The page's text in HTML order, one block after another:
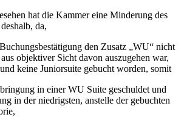
hat die Kammer eine Minderung des
da,
den Zusatz „WU“ nicht
objektiver Sicht davon auszugehen war,
keine Juniorsuite gebucht worden, somit
in einer WU Suite geschuldet und
in der niedrigsten, anstelle der gebuchten